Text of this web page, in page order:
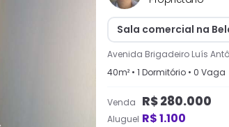
Sala comercial na
Avenida Brigadeiro Luís
40m² • 1 Dormitório • 0 Vaga
Venda R$280.000
Aluguel R$1.100